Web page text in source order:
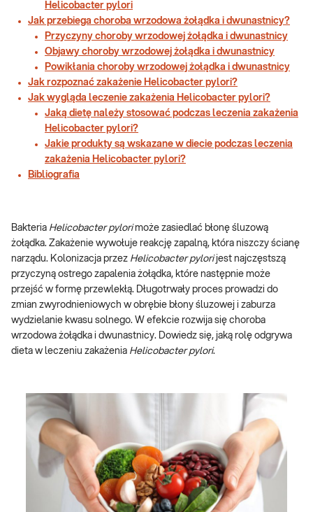
Helicobacter pylori
Jak przebiega choroba wrzodowa żołądka i dwunastnicy?
Przyczyny choroby wrzodowej żołądka i dwunastnicy
Objawy choroby wrzodowej żołądka i dwunastnicy
Powikłania choroby wrzodowej żołądka i dwunastnicy
Jak rozpoznać zakażenie Helicobacter pylori?
Jak wygląda leczenie zakażenia Helicobacter pylori?
Jaką dietę należy stosować podczas leczenia zakażenia
Helicobacter pylori?
Jakie produkty są wskazane w diecie podczas leczenia
zakażenia Helicobacter pylori?
Bibliografia
Bakteria Helicobacter pylorimoże zasiedlać błonę śluzową
żołądka. Zakażenie wywołuje reakcję zapalną, która niszczy ścianę
narządu. Kolonizacja przez Helicobacter pylorijest najczęstszą
przyczyną ostrego zapalenia żołądka, które następnie może
przejść w formę przewlekłą. Długotrwały proces prowadzi do
zmian zwyrodnieniowych w obrębie błony śluzowej i zaburza
wydzielanie kwasu solnego. W efekcie rozwija się choroba
wrzodowa żołądka i dwunastnicy. Dowiedz się, jaką rolę odgrywa
dieta w leczeniu zakażenia Helicobacter pylori.